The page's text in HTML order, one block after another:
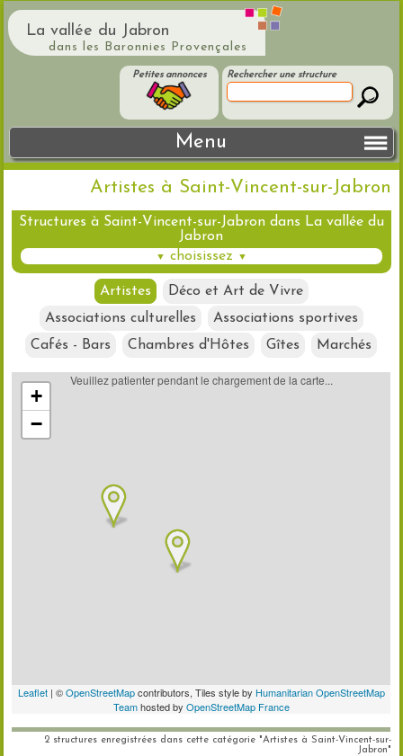
La vallée du Jabron
dans les Baronnies Provençales
Rechercher une structure
Petites annonces
Menu
Artistes à Saint-Vincent-sur-Jabron
Structures à Saint-Vincent-sur-Jabron dans La vallée du
Jabron
▼ choisissez ▼
Artistes
Déco et Art de Vivre
Associations culturelles
Associations sportives
Cafés - Bars
Chambres d'Hôtes Gîtes Marchés
2 structures enregistrées dans cette catégorie "Artistes à Saint-Vincent-sur-
Jabron"